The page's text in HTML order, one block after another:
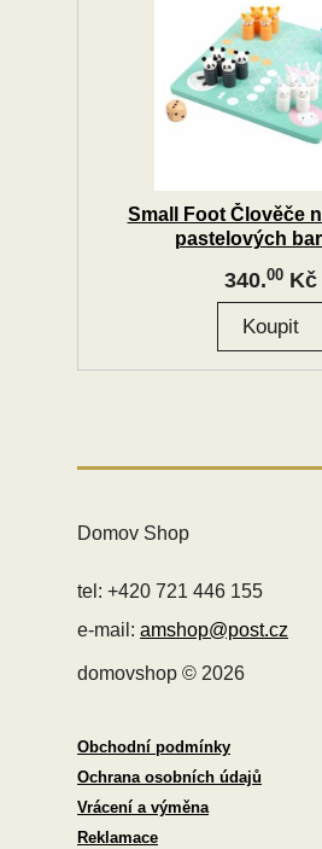
Small Foot Člověče
pastelových
340.00Kč
Domov Shop
tel: +420 721 446 155
e-mail: amshop@post.cz
domovshop © 2026
Obchodní podmínky
Ochrana osobních údajů
Vrácení a výměna
Reklamace